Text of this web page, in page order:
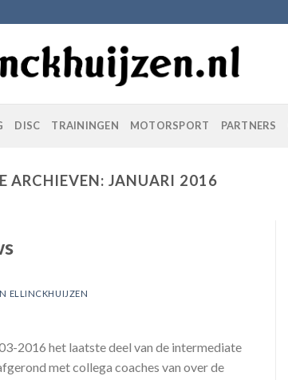
DISC TRAININGEN MOTORSPORT PARTNERS
ARCHIEVEN: JANUARI 2016
ELLINCKHUIJZEN
2016 het laatste deel van de intermediate
met collega coaches van over de